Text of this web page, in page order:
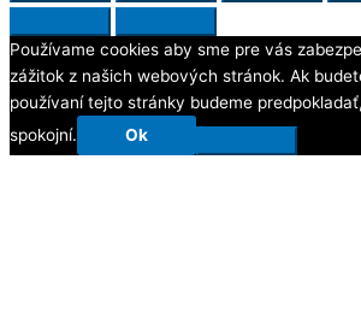
Používame cookies aby sme pre vás
zážitok z našich webových stránok. Ak
používaní tejto stránky budeme
spokojní.
Ok